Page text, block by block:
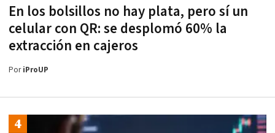
En los bolsillos no hay plata, pero sí un
celular con QR: se desplomó 60% la
extracción en cajeros
PoriProUP